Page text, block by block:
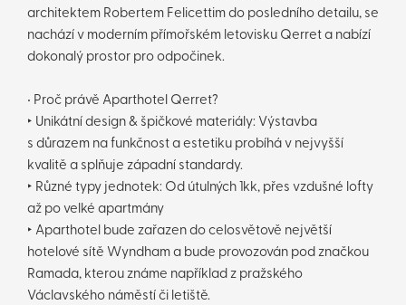
architektem Robertem Felicettim do posledního detailu, se
nachází v moderním přímořském letovisku Qerret a nabízí
dokonalý prostor pro odpočinek.
• Proč právě Aparthotel Qerret?
‣ Unikátní design & špičkové materiály: Výstavba
s důrazem na funkčnost a estetiku probíhá v nejvyšší
kvalitě a splňuje západní standardy.
‣ Různé typy jednotek: Od útulných 1kk, přes vzdušné lofty
až po velké apartmány
‣ Aparthotel bude zařazen do celosvětově největší
hotelové sítě Wyndham a bude provozován pod značkou
Ramada, kterou známe například z pražského
Václavského náměstí či letiště.